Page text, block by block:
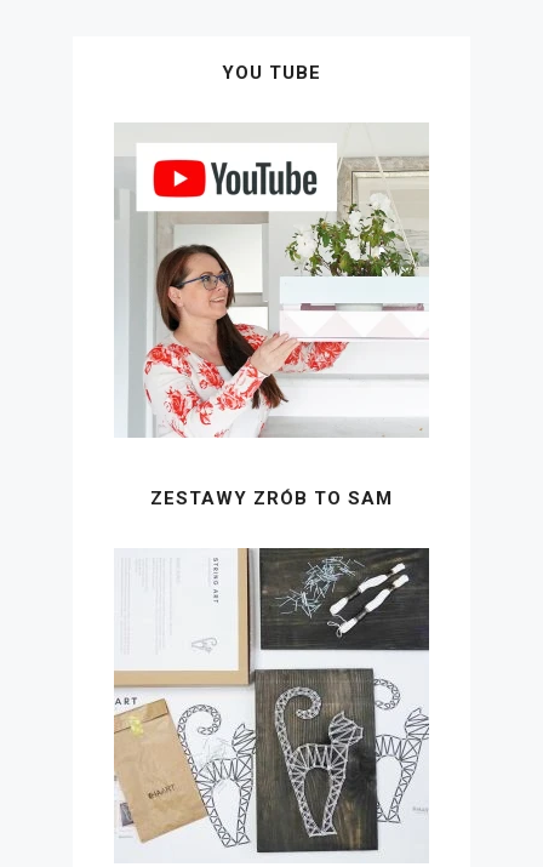
YOU TUBE
ZESTAWY ZRÓB TO SAM